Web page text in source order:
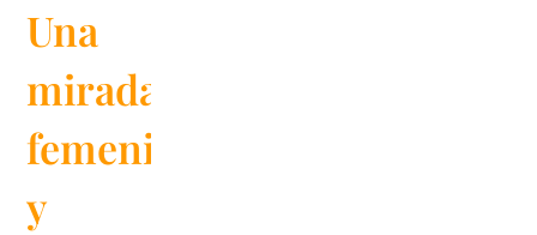
Una
mirada
femenina
y